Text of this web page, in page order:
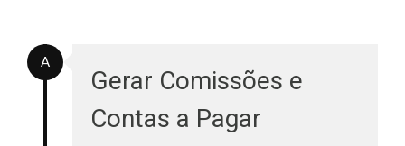
Gerar Comissões e
Contas a Pagar
A